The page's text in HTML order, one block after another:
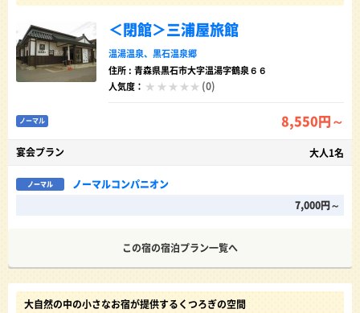
＜閉館＞三浦屋旅館
温湯温泉、 黒石温泉郷
住所 : 青森県黒石市大字温湯字鶴泉６６
人気度：
(0)
ノーマル 8,550円～
宴会プラン 大人1名
ノーマル
ノーマルコンパニオン
7,000円～
この宿の宿泊プラン一覧へ
大自然の中の小さなお宿が提供するくつろぎの空間